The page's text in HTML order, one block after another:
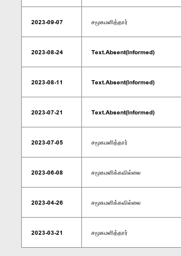
2023-09-07 சமூகமளித்தார்
2023-08-24 Text.Absent(Informed)
2023-08-11 Text.Absent(Informed)
2023-07-21 Text.Absent(Informed)
2023-07-05 சமூகமளித்தார்
2023-06-08 சமூகமளிக்கவில்லை
2023-04-26 சமூகமளிக்கவில்லை
2023-03-21 சமூகமளித்தார்